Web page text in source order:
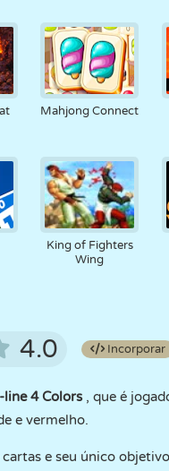
Mahjong Connect
King of Fighters
Wing
4.0 Incorporar
line 4 Colors , que é
e vermelho.
e seu único